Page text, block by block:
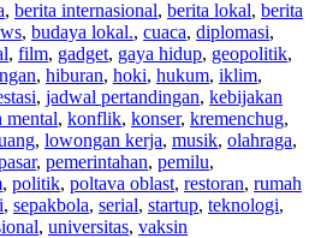
, berita internasional, berita lokal, berita
, budaya lokal., cuaca, diplomasi,
, film, gadget, gaya hidup, geopolitik,
, hiburan, hoki, hukum, iklim,
, jadwal pertandingan, kebijakan
mental, konflik, konser, kremenchug,
, lowongan kerja, musik, olahraga,
, pemerintahan, pemilu,
, politik, poltava oblast, restoran, rumah
, sepakbola, serial, startup, teknologi,
, universitas, vaksin